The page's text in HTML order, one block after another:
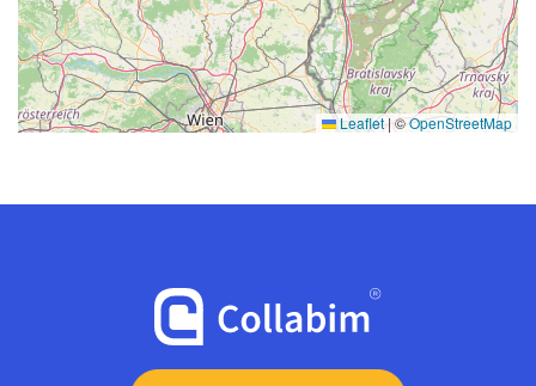
Leaflet|©OpenStreetMap